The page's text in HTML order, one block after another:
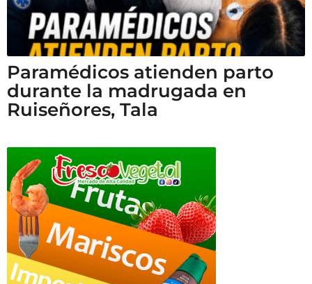
Paramédicos atienden parto
durante la madrugada en
Ruiseñores, Tala